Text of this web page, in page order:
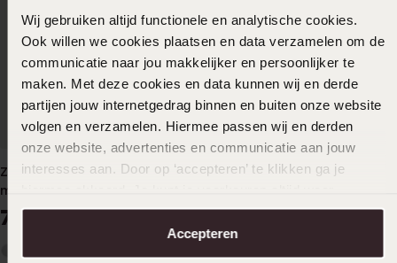
Wij gebruiken altijd functionele en analytische cookies.
Ook willen we cookies plaatsen en data verzamelen om de
communicatie naar jou makkelijker en persoonlijker te
maken. Met deze cookies en data kunnen wij en derde
partijen jouw internetgedrag binnen en buiten onze website
volgen en verzamelen. Hiermee passen wij en derden
onze website, advertenties en communicatie aan jouw
interesses aan. Door op ‘accepteren’ te klikken ga je
aanpassen. Lees er meer over in onscookiebeleid.
Accepteren
Zilveren goldplated ketting
met hanger hart met
zirkonia voor dames
7999
Stainless steel dames
1999
Duurzamer